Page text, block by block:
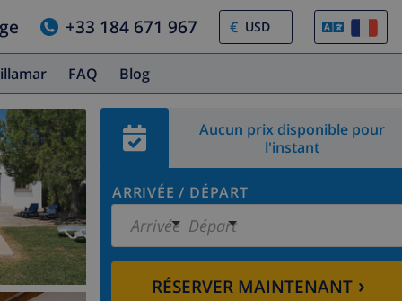
+33 184 671 967 €
FAQ Blog
Aucun prix disponible pour
l'instant
ARRIVÉE / DÉPART
Arrivée Départ
RÉSERVER MAINTENANT›